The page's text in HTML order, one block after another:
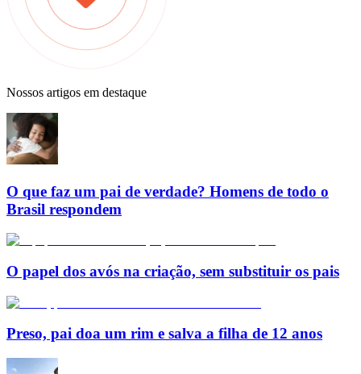
Nossos artigos em destaque
O que faz um pai de verdade? Homens de todo o
Brasil respondem
O papel dos avós na criação, sem substituir os pais
Preso, pai doa um rim e salva a filha de 12 anos